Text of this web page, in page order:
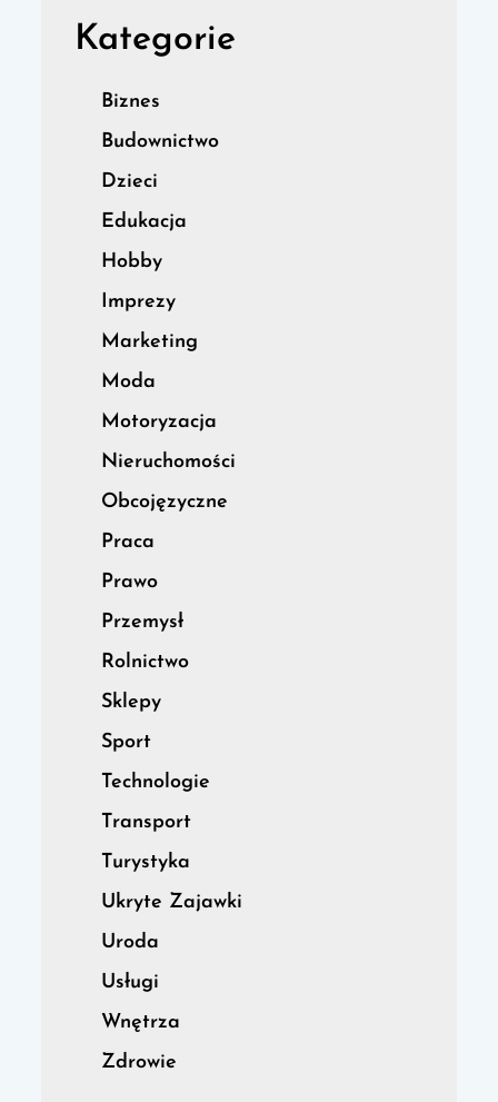
Kategorie
Biznes
Budownictwo
Dzieci
Edukacja
Hobby
Imprezy
Marketing
Moda
Motoryzacja
Nieruchomości
Obcojęzyczne
Praca
Prawo
Przemysł
Rolnictwo
Sklepy
Sport
Technologie
Transport
Turystyka
Ukryte Zajawki
Uroda
Usługi
Wnętrza
Zdrowie